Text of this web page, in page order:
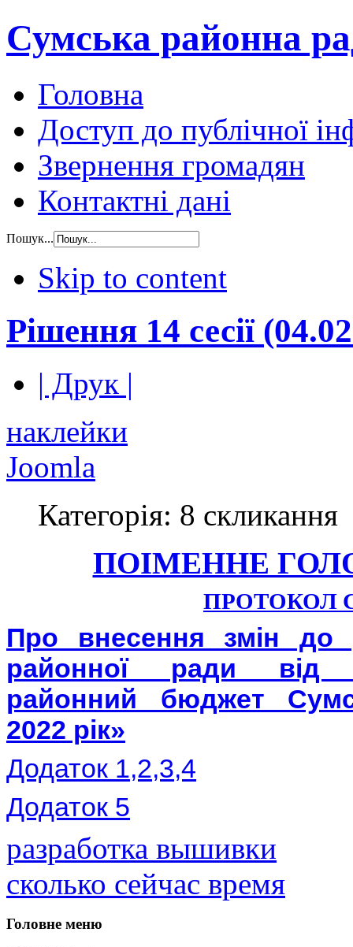
Сумська районна
Головна
Доступ до публічної
Звернення громадян
Контактні дані
Пошук...
Skip to content
Рішення 14 сесії
| Друк |
наклейки
Joomla
Категорія: 8 скликання
ПОІМЕННЕ
ПРОТОКОЛ
Про внесення змін до
районної ради від
районний бюджет
2022 рік»
Додаток 1,2,3,4
Додаток 5
разработка вышивки
сколько сейчас время
Головне меню